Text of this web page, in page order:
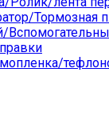
Тормозная